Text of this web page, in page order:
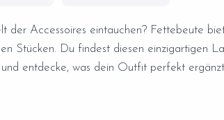
der Accessoires eintauchen? Fettebeute
Stücken. Du findest diesen einzigartigen
und entdecke, was dein Outfit perfekt